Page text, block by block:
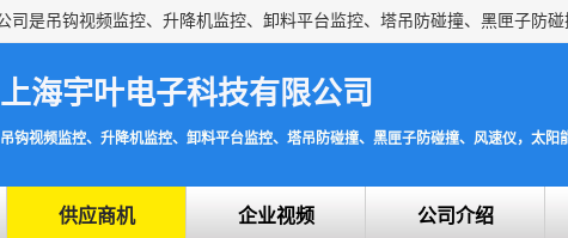
上海宇叶电子科技有限公司
吊钩视频监控、升降机监控、卸料平台监控、塔吊防碰撞、黑匣子防碰撞、风速仪，太阳
供应商机 企业视频 公司介绍